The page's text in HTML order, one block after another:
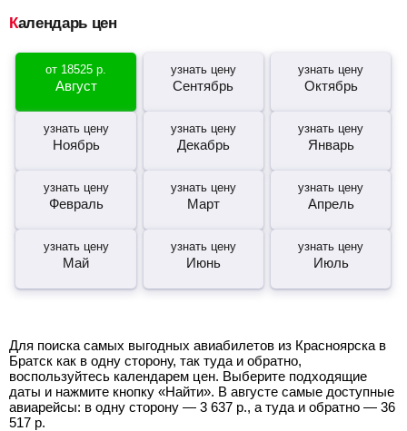
Календарь цен
от 18525 р.
Август
узнать цену
Сентябрь
узнать цену
Октябрь
узнать цену
Ноябрь
узнать цену
Декабрь
узнать цену
Январь
узнать цену
Февраль
узнать цену
Март
узнать цену
Апрель
узнать цену
Май
узнать цену
Июнь
узнать цену
Июль
Для поиска самых выгодных авиабилетов из Красноярска в
Братск как в одну сторону, так туда и обратно,
воспользуйтесь календарем цен. Выберите подходящие
даты и нажмите кнопку «Найти». В августе самые доступные
авиарейсы: в одну сторону — 3 637 р., а туда и обратно — 36
517 р.